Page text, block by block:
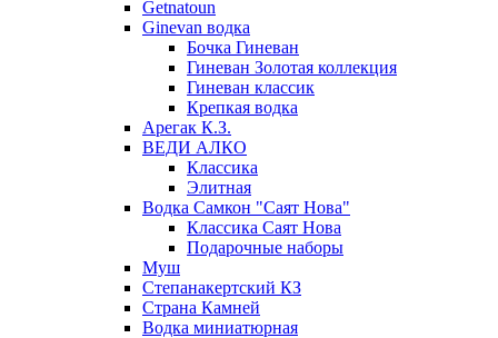
Getnatoun
Ginevan водка
Бочка Гиневан
Гиневан Золотая коллекция
Гиневан классик
Крепкая водка
Арегак К.З.
ВЕДИ АЛКО
Классика
Элитная
Водка Самкон "Саят Нова"
Классика Саят Нова
Подарочные наборы
Муш
Степанакертский КЗ
Страна Камней
Водка миниатюрная